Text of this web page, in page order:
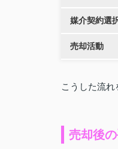
媒介契約選
売却活動
こうした流
売却後